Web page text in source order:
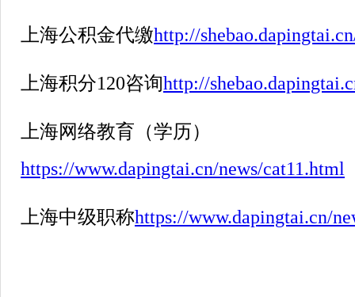
上海公积金代缴http://
上海积分120咨询http://
上海网络教育（学历）
https://www.dapingtai.cn/news/cat11.html
上海中级职称https://www.dapingtai.cn/